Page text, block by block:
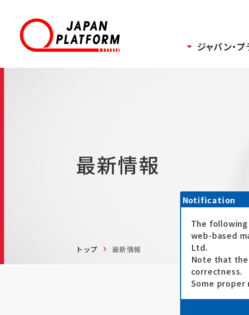
ジャパン・
最新情報
トップ 最新情報
Notification
The
web-based
Ltd.
Note that
correctness.
Some